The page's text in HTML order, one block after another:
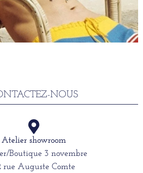
NOUS
Atelier showroom
Boutique 3 novembre
rue Auguste Comte